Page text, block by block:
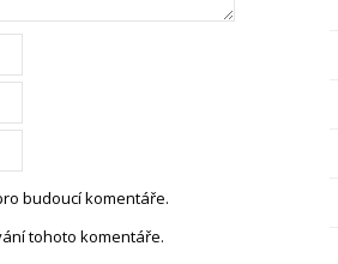
budoucí komentáře.
tohoto komentáře.